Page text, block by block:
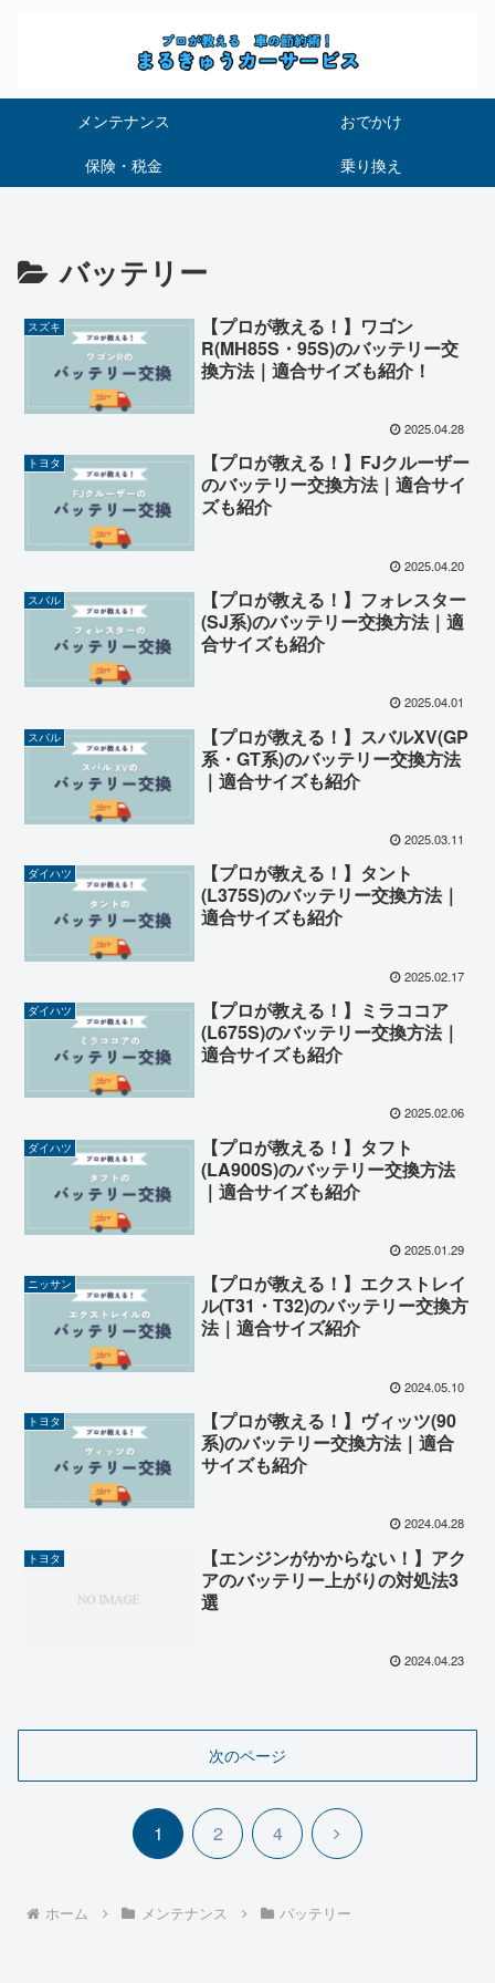
メンテナンス
おでかけ
保険・税金
乗り換え
バッテリー
スズキ
【プロが教える！】ワゴン
R(MH85S・95S)のバッテリー交
換方法｜適合サイズも紹介！
2025.04.28
トヨタ
【プロが教える！】FJクルーザー
のバッテリー交換方法｜適合サイ
ズも紹介
2025.04.20
スバル
【プロが教える！】フォレスター
(SJ系)のバッテリー交換方法｜適
合サイズも紹介
2025.04.01
スバル
【プロが教える！】スバルXV(GP
系・GT系)のバッテリー交換方法
｜適合サイズも紹介
2025.03.11
ダイハツ
【プロが教える！】タント
(L375S)のバッテリー交換方法｜
適合サイズも紹介
2025.02.17
ダイハツ
【プロが教える！】ミラココア
(L675S)のバッテリー交換方法｜
適合サイズも紹介
2025.02.06
ダイハツ
【プロが教える！】タフト
(LA900S)のバッテリー交換方法
｜適合サイズも紹介
2025.01.29
ニッサン
【プロが教える！】エクストレイ
ル(T31・T32)のバッテリー交換方
法｜適合サイズ紹介
2024.05.10
トヨタ
【プロが教える！】ヴィッツ(90
系)のバッテリー交換方法｜適合
サイズも紹介
2024.04.28
トヨタ
【エンジンがかからない！】アク
アのバッテリー上がりの対処法3
選
2024.04.23
次のページ
1 2 4
次
ホーム メンテナンス バッテリー